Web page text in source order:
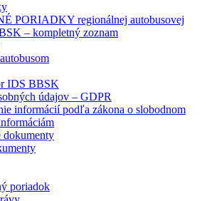
PORIADKY regionálnej autobusovej
– kompletný zoznam
IDS BBSK
údajov – GDPR
informácií podľa zákona o slobodnom
dokumenty
poriadok